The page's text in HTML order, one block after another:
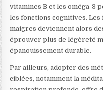
vitamines B et les oméga-3
les fonctions cognitives.
maigres deviennent alors
éprouver plus de légèreté
épanouissement durable.
Par ailleurs, adopter des
ciblées, notamment la